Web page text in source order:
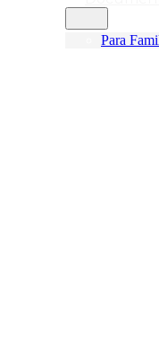
Para